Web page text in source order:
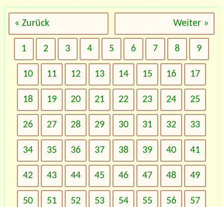
« Zurück Weiter »
1 2 3 4 5 6 7 8 9
10 11 12 13 14 15 16 17
18 19 20 21 22 23 24 25
26 27 28 29 30 31 32 33
34 35 36 37 38 39 40 41
42 43 44 45 46 47 48 49
50 51 52 53 54 55 56 57